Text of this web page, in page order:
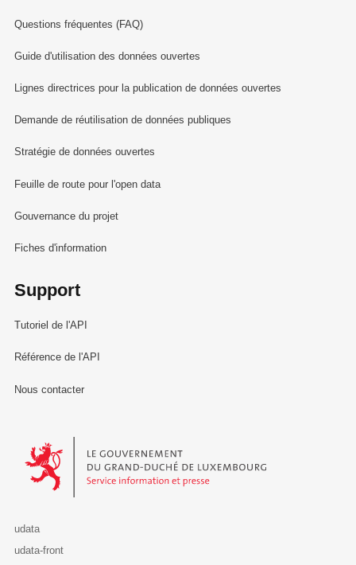
Questions fréquentes (FAQ)
Guide d'utilisation des données ouvertes
Lignes directrices pour la publication de données ouvertes
Demande de réutilisation de données publiques
Stratégie de données ouvertes
Feuille de route pour l'open data
Gouvernance du projet
Fiches d'information
Support
Tutoriel de l'API
Référence de l'API
Nous contacter
Le Gouvernement du Grand-Duché de Luxembourg - Service
udata
udata-front